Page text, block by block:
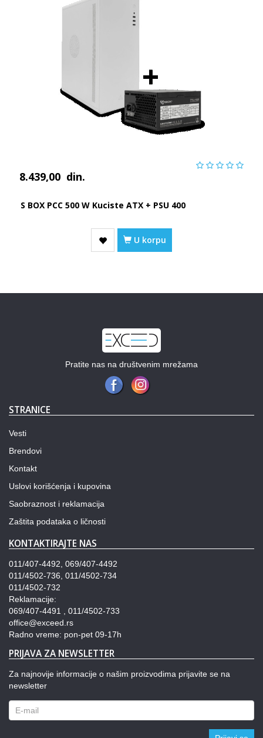
8.439,00 din.
S BOX PCC 500 W Kuciste ATX + PSU 400
U korpu
Pratite nas na društvenim mrežama
STRANICE
Vesti
Brendovi
Kontakt
Uslovi korišćenja i kupovina
Saobraznost i reklamacija
Zaštita podataka o ličnosti
KONTAKTIRAJTE NAS
011/407-4492, 069/407-4492
011/4502-736, 011/4502-734
011/4502-732
Reklamacije:
069/407-4491 , 011/4502-733
office@exceed.rs
Radno vreme: pon-pet 09-17h
PRIJAVA ZA NEWSLETTER
Za najnovije informacije o našim proizvodima prijavite se na
newsletter